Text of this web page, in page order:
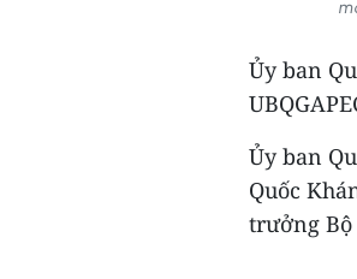
Ủy ban
Ủy ban
Quốc
trưởng Bộ